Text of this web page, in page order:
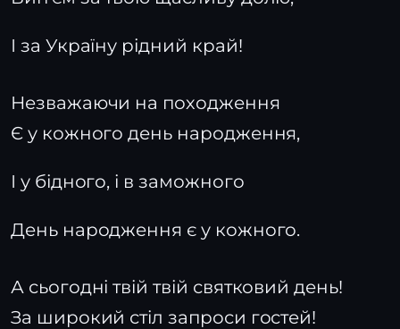
І за Україну рідний край!
Незважаючи на походження
Є у кожного день народження,
І у бідного, і в заможного
День народження є у кожного.
А сьогодні твій твій святковий день!
За широкий стіл запроси гостей!